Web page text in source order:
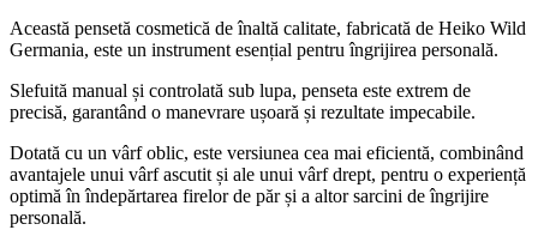
Această pensetă cosmetică de înaltă calitate, fabricată de Heiko Wild
Germania, este un instrument esențial pentru îngrijirea personală.
Slefuită manual și controlată sub lupa, penseta este extrem de
precisă, garantând o manevrare ușoară și rezultate impecabile.
Dotată cu un vârf oblic, este versiunea cea mai eficientă, combinând
avantajele unui vârf ascutit și ale unui vârf drept, pentru o experiență
optimă în îndepărtarea firelor de păr și a altor sarcini de îngrijire
personală.